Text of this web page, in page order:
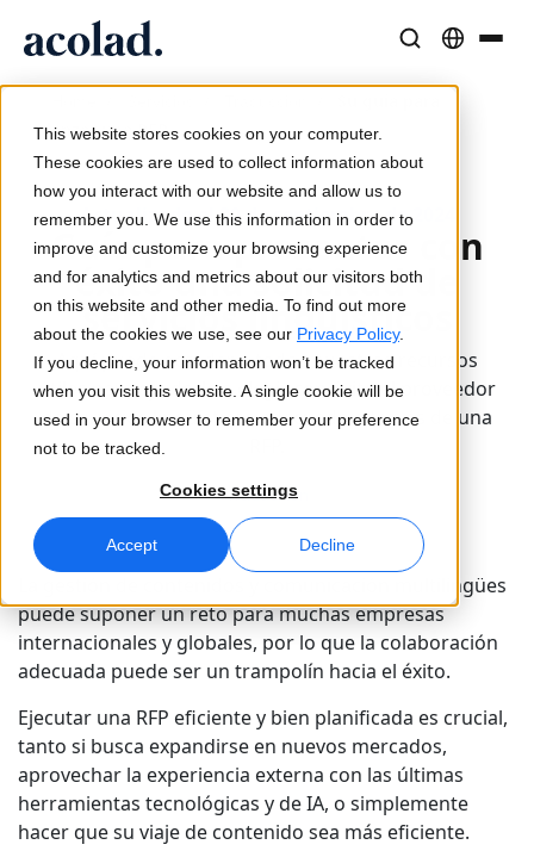
This website stores cookies on your computer.
These cookies are used to collect information about
how you interact with our website and allow us to
remember you. We use this information in order to
improve and customize your browsing experience
and for analytics and metrics about our visitors both
on this website and other media. To find out more
about the cookies we use, see our Privacy Policy.
If you decline, your information won’t be tracked
when you visit this website. A single cookie will be
used in your browser to remember your preference
not to be tracked.
Cookies settings
Accept Decline
Traducción
Velocidad de IA, precisión humana
Interpretación
Comunicación fluida, en cualquier lugar
Medios y Entretenimiento
Lleva historias a cada pantalla
Consultoría y Externalización
Alcance y convierta a nivel global
Convierta audio en acción
Servicios de Datos
Potencie la IA con datos fiables
Lia Translate
Traducciones instantáneas alineadas con tu marca
Conectividad
Integración de flujos de trabajo simplificada
Interpretación por IA
Traducción de voz en tiempo real
Garantía de calidad
Doblaje eficiente a gran escala
Potencia la IA con datos de calidad
Casos de éxito
Resultados reales de nuestros clientes
Artículos
Opiniones expertas sobre contenido global
Ebooks
Guías y estrategias detalladas
Webinars a demanda
Dominar la traducción con IA para marcas
Consejos para maximizar eficiencia, escala y calidad
Sobre Acolad
Sostenibilidad
Partners
Noticias
Ubicaciones
Carreras
Construye tu futuro con nosotros
Oportunidades freelance
lanzar una RFP
Actualizado el 30 de septiembre de 2024
Guía para presentar con
éxito una solicitud de
servicios lingüísticos
Aquí puede acceder a todos nuestros recursos
útiles para ayudarle a elegir con éxito el proveedor
de servicios lingüísticos adecuado a través de una
Traducción
La gestión de contenidos y comunicación multilingües
puede suponer un reto para muchas empresas
internacionales y globales, por lo que la colaboración
adecuada puede ser un trampolín hacia el éxito.
Ejecutar una RFP eficiente y bien planificada es crucial,
tanto si busca expandirse en nuevos mercados,
aprovechar la experiencia externa con las últimas
herramientas tecnológicas y de IA, o simplemente
hacer que su viaje de contenido sea más eficiente.